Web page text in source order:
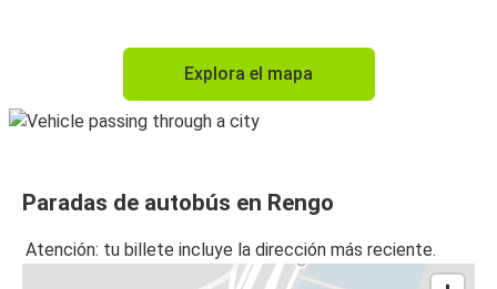
Explora el mapa
Paradas de autobús en Rengo
Atención: tu billete incluye la dirección más reciente.